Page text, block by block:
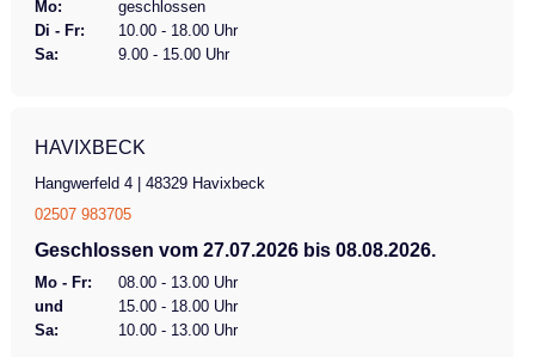
Mo:
geschlossen
Di - Fr:
10.00 - 18.00 Uhr
Sa:
9.00 - 15.00 Uhr
HAVIXBECK
Hangwerfeld 4 | 48329 Havixbeck
02507 983705
Geschlossen vom 27.07.2026 bis 08.08.2026.
Mo - Fr:
08.00 - 13.00 Uhr
und
15.00 - 18.00 Uhr
Sa:
10.00 - 13.00 Uhr